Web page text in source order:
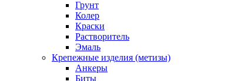
Грунт
Колер
Краски
Растворитель
Эмаль
Крепежные изделия (метизы)
Анкеры
Биты